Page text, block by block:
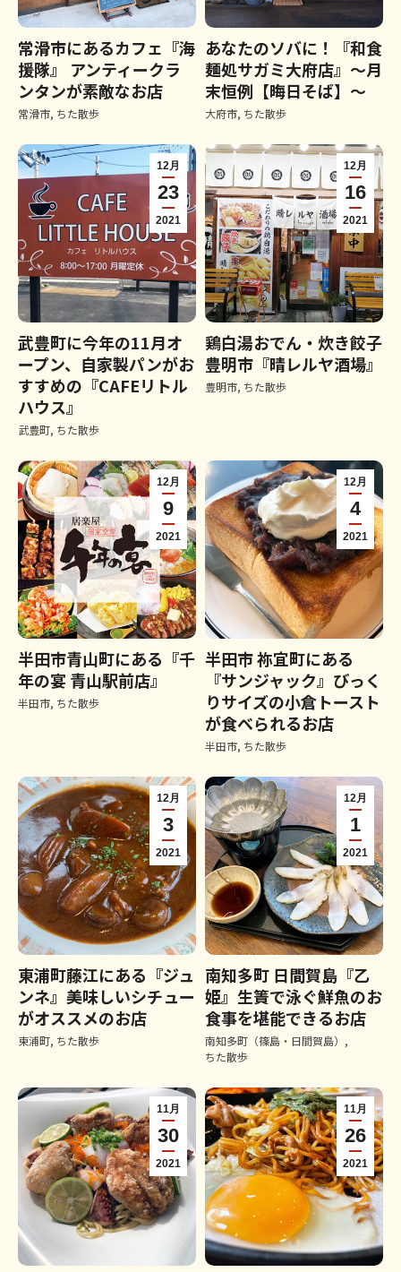
常滑市にあるカフェ『海
援隊』 アンティークラ
ンタンが素敵なお店
常滑市, ちた散歩
あなたのソバに！『和食
麺処サガミ大府店』～月
末恒例【晦日そば】～
大府市, ちた散歩
12月
23
2021
武豊町に今年の11月オ
ープン、自家製パンがお
すすめの『CAFEリトル
ハウス』
武豊町, ちた散歩
12月
16
2021
鶏白湯おでん・炊き餃子
豊明市『晴レルヤ酒場』
豊明市, ちた散歩
12月
9
2021
半田市青山町にある『千
年の宴 青山駅前店』
半田市, ちた散歩
12月
4
2021
半田市 祢宜町にある
『サンジャック』びっく
りサイズの小倉トースト
が食べられるお店
半田市, ちた散歩
12月
3
2021
東浦町藤江にある『ジュ
ンネ』美味しいシチュー
がオススメのお店
東浦町, ちた散歩
12月
1
2021
南知多町 日間賀島『乙
姫』生簀で泳ぐ鮮魚のお
食事を堪能できるお店
南知多町（篠島・日間賀島） ,
ちた散歩
11月
30
2021
11月
26
2021